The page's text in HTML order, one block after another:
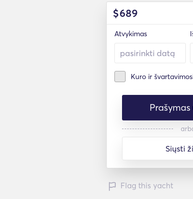
$689
Atvykimas
Kuro ir
Siųsti
Flag this yacht